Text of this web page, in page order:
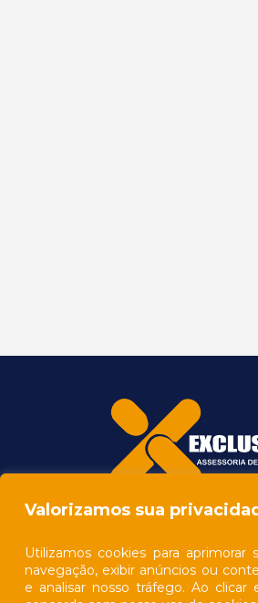
Valorizamos sua
Utilizamos cookies para aprimorar
navegação, exibir anúncios ou
e analisar nosso tráfego. Ao clicar